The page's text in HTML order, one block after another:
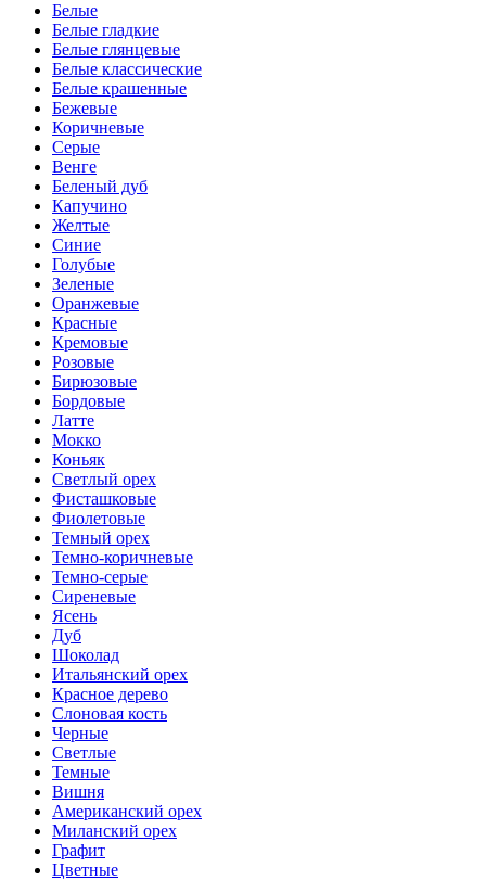
Белые
Белые гладкие
Белые глянцевые
Белые классические
Белые крашенные
Бежевые
Коричневые
Серые
Венге
Беленый дуб
Капучино
Желтые
Синие
Голубые
Зеленые
Оранжевые
Красные
Кремовые
Розовые
Бирюзовые
Бордовые
Латте
Мокко
Коньяк
Светлый орех
Фисташковые
Фиолетовые
Темный орех
Темно-коричневые
Темно-серые
Сиреневые
Ясень
Дуб
Шоколад
Итальянский орех
Красное дерево
Слоновая кость
Черные
Светлые
Темные
Вишня
Американский орех
Миланский орех
Графит
Цветные